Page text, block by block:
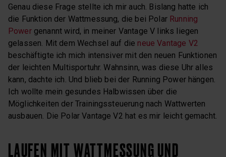
Genau diese Frage stellte ich mir auch. Bislang hatte ich
die Funktion der Wattmessung, die bei Polar Running
Power genannt wird, in meiner Vantage V links liegen
gelassen. Mit dem Wechsel auf die neue Vantage V2
beschäftigte ich mich intensiver mit den neuen Funktionen
der leichten Multisportuhr. Wahnsinn, was diese Uhr alles
kann, dachte ich. Und blieb bei der Running Power hängen.
Ich wollte mein gesundes Halbwissen über die
Möglichkeiten der Trainingssteuerung nach Wattwerten
ausbauen. Die Polar Vantage V2 hat es mir leicht gemacht.
LAUFEN MIT WATTMESSUNG UND